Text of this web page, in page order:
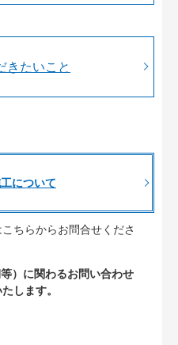
きたいこと
について
ちらからお問合せくださ
）に関わるお問い合わせ
します。